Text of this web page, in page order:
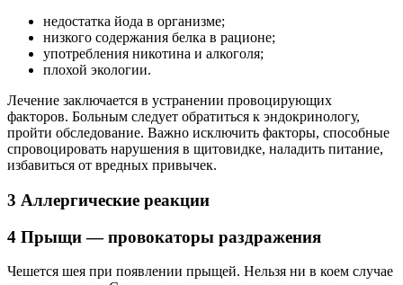
недостатка йода в организме;
низкого содержания белка в рационе;
употребления никотина и алкоголя;
плохой экологии.
Лечение заключается в устранении провоцирующих
факторов. Больным следует обратиться к эндокринологу,
пройти обследование. Важно исключить факторы, способные
спровоцировать нарушения в щитовидке, наладить питание,
избавиться от вредных привычек.
3 Аллергические реакции
4 Прыщи — провокаторы раздражения
Чешется шея при появлении прыщей. Нельзя ни в коем случае